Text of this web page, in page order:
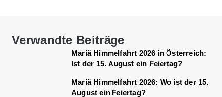
Verwandte Beiträge
Mariä Himmelfahrt 2026 in Österreich:
Ist der 15. August ein Feiertag?
Mariä Himmelfahrt 2026: Wo ist der 15.
August ein Feiertag?